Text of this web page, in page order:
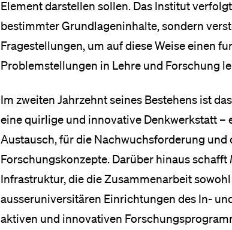
Element darstellen sollen. Das Institut
bestimmter Grundlageninhalte, sondern
Fragestellungen, um auf diese Weise einen
Problemstellungen in Lehre und Forschung
Im zweiten Jahrzehnt seines Bestehens ist
eine quirlige und innovative Denkwerkstatt
Austausch, für die Nachwuchsforderung
Forschungskonzepte. Darüber hinaus schafft
Infrastruktur, die die Zusammenarbeit
ausseruniversitären Einrichtungen des In-
aktiven und innovativen